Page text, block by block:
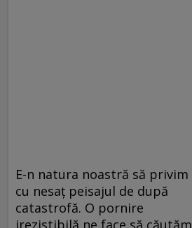
E-n natura noastră să privim
cu nesaț peisajul de după
catastrofă. O pornire
irezistibilă ne face să căutăm